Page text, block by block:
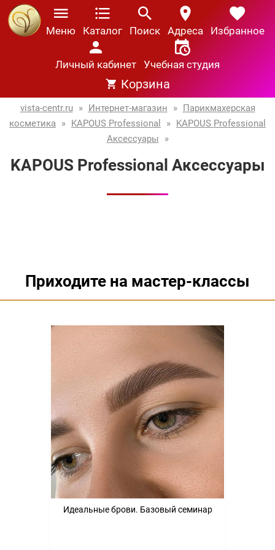
Меню Каталог Поиск Адреса Избранное
Личный кабинет Учебная студия
Корзина
vista-centr.ru » Интернет-магазин » Парикмахерская
косметика » KAPOUS Professional » KAPOUS Professional
Аксессуары
»
KAPOUS Professional Аксессуары
Приходите на мастер-классы
Идеальные брови. Базовый семинар